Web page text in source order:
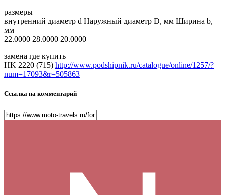
размеры
внутренний диаметр d Наружный диаметр D, мм Ширина b,
мм
22.0000 28.0000 20.0000
замена где купить
HK 2220 (715) http://www.podshipnik.ru/catalogue/online/1257/?
num=17093&r=505863
Ссылка на комментарий